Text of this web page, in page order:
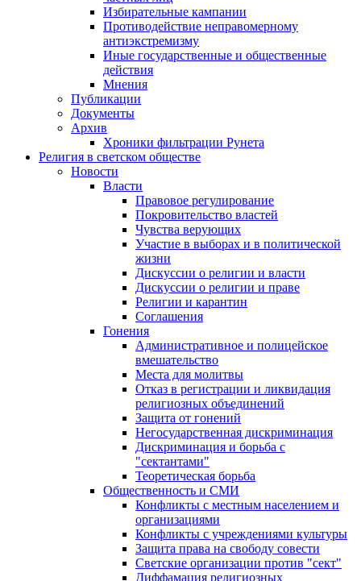
Избирательные кампании
Противодействие неправомерному
антиэкстремизму
Иные государственные и общественные
действия
Мнения
Публикации
Документы
Архив
Хроники фильтрации Рунета
Религия в светском обществе
Новости
Власти
Правовое регулирование
Покровительство властей
Чувства верующих
Участие в выборах и в политической
жизни
Дискуссии о религии и власти
Дискуссии о религии и праве
Религии и карантин
Соглашения
Гонения
Административное и полицейское
вмешательство
Места для молитвы
Отказ в регистрации и ликвидация
религиозных объединений
Защита от гонений
Негосударственная дискриминация
Дискриминация и борьба с
"сектантами"
Теоретическая борьба
Общественность и СМИ
Конфликты с местным населением и
организациями
Конфликты с учреждениями культуры
Защита права на свободу совести
Светские организации против "сект"
Диффамация религиозных